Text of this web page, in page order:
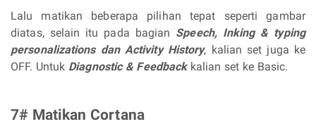
Lalu matikan beberapa pilihan tepat seperti gambar
diatas, selain itu pada bagian Speech, Inking & typing
personalizations dan Activity History, kalian set juga ke
OFF. Untuk Diagnostic & Feedback kalian set ke Basic.
7# Matikan Cortana